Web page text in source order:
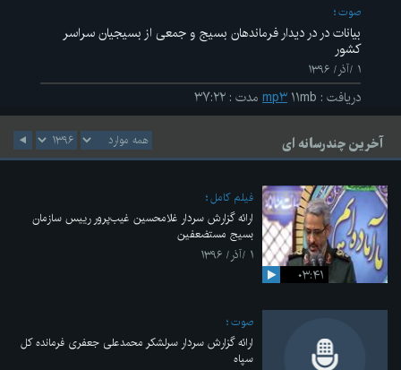
صوت
بیانات در در دیدار فرماندهان بسیج و جمعی از بسیجیان سراسر
کشور
۱ /آذر/ ۱۳۹۶
دریافت : mp۳ ۱۱mb مدت : ۳۷:۲۲
آخرین چندرسانه ای
۰۳:۴۱
فیلم کامل
ارائه گزارش سردار غلامحسین غیب‌پرور رییس سازمان
بسیج مستضعفین
۱ /آذر/ ۱۳۹۶
صوت
ارائه گزارش سردار سرلشکر محمدعلی جعفری فرمانده کل
سپاه